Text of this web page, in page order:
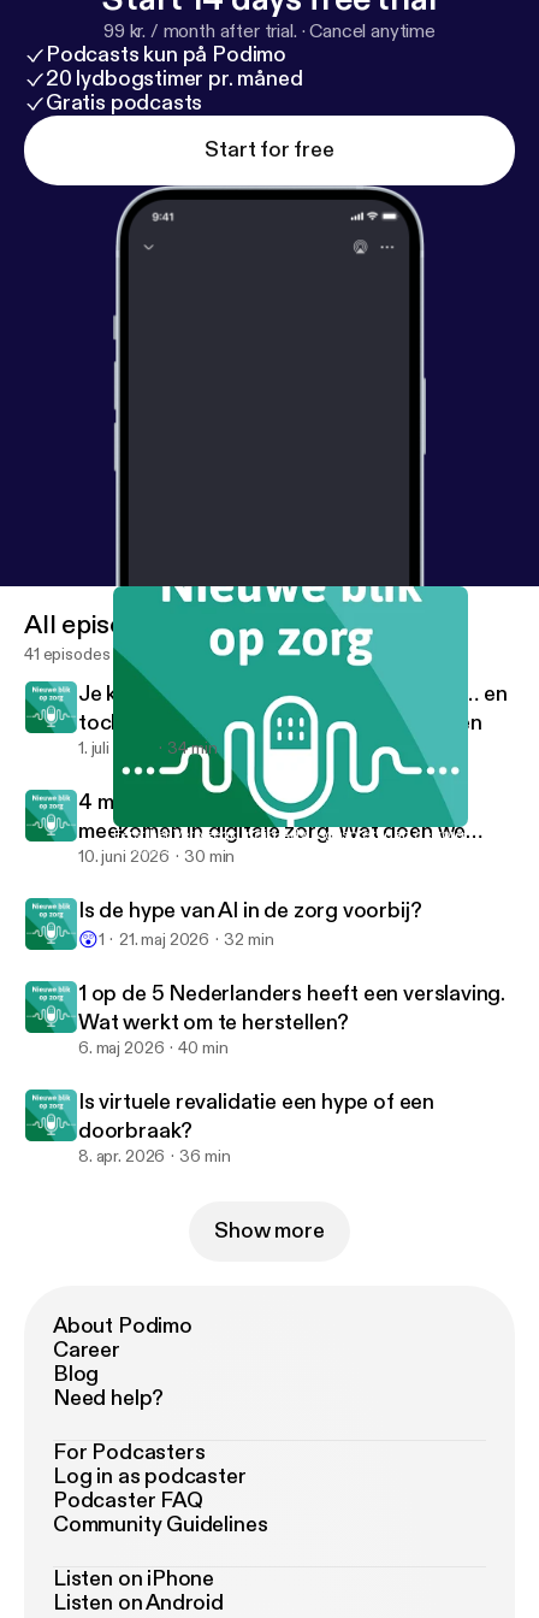
99 kr. / month after trial. ·Cancel anytime
Podcasts kun på Podimo
20 lydbogstimer pr. måned
Gratis podcasts
Start for free
Eerst het Verpleegkundig Adviesgesprek, dan de zorg.
Nieuwe blik op zorg
All episodes
41 episodes
Je krijgt alles uitgelegd in het ziekenhuis… en
toch weet je daarna niet wat je moet doen
1. juli 2026 34 min
4 miljoen Nederlanders kunnen niet
meekomen in digitale zorg. Wat doen we
daaraan?
10. juni 2026 30 min
Is de hype van AI in de zorg voorbij?
😲1 21. maj 2026 32 min
1 op de 5 Nederlanders heeft een verslaving.
Wat werkt om te herstellen?
6. maj 2026 40 min
Is virtuele revalidatie een hype of een
doorbraak?
8. apr. 2026 36 min
Show more
About Podimo
Career
Blog
Need help?
For Podcasters
Log in as podcaster
Podcaster FAQ
Community Guidelines
Listen on iPhone
Listen on Android